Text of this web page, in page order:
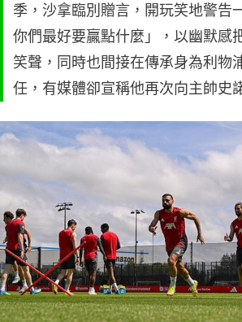
季，沙拿臨別贈言，開玩笑地警告
你們最好要贏點什麼」，以幽默感
笑聲，同時也間接在傳承身為利物
任，有媒體卻宣稱他再次向主帥史